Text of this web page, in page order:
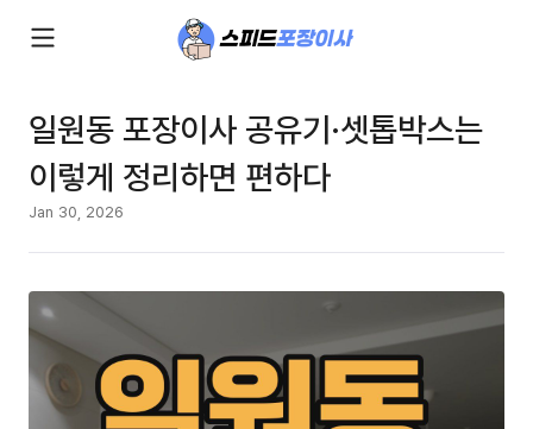
일원동 포장이사 공유기·셋톱박스는
이렇게 정리하면 편하다
Jan 30, 2026